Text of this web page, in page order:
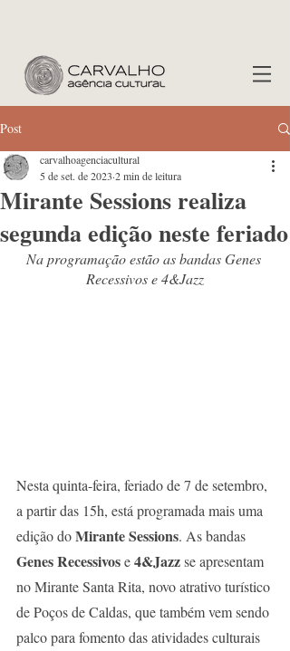
Post
Mirante Sessions realiza
segunda edição neste feriado
carvalhoagenciacultural
5 de set. de 2023 2 min de leitura
Na programação estão as bandas Genes
Recessivos e 4&Jazz
Nesta quinta-feira, feriado de 7 de setembro,
a partir das 15h, está programada mais uma
edição do Mirante Sessions. As bandas
Genes Recessivos e 4&Jazz se apresentam
no Mirante Santa Rita, novo atrativo turístico
de Poços de Caldas, que também vem sendo
palco para fomento das atividades culturais